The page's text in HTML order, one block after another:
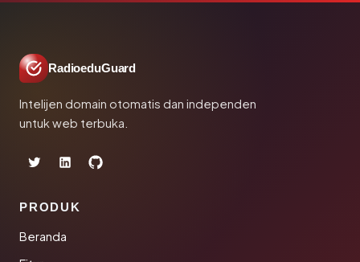
RadioeduGuard
Intelijen domain otomatis dan independen
untuk web terbuka.
PRODUK
Beranda